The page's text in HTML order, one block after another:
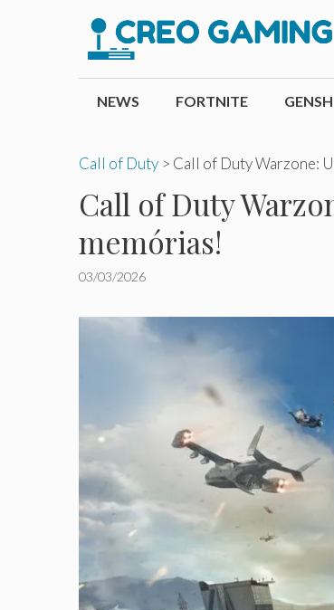
conteúdo
NEWS FORTNITE
Call of Duty > Call of Duty Warzone:
Call of Duty
memórias!
03/03/2026